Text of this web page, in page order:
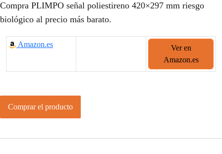
Compra PLIMPO señal poliestireno 420×297 mm riesgo
biológico al precio más barato.
Amazon.es
Ver en
Amazon.es
Comprar el producto